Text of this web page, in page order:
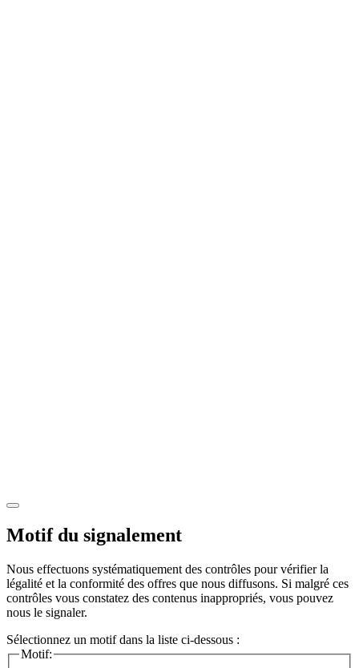
Motif du signalement
Nous effectuons systématiquement des contrôles pour vérifier la
légalité et la conformité des offres que nous diffusons. Si malgré ces
contrôles vous constatez des contenus inappropriés, vous pouvez
nous le signaler.
Sélectionnez un motif dans la liste ci-dessous :
Motif: